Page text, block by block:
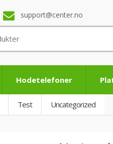
support@center.no
Hodetelefoner
Test Uncategorized